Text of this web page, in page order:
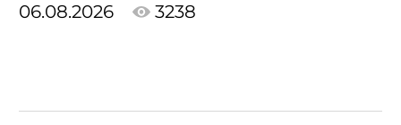
06.08.2026 3238